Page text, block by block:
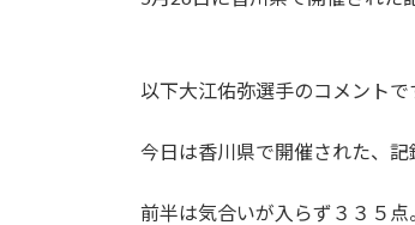
以下大江佑弥選手のコメントで
今日は香川県で開催された、記
前半は気合いが入らず３３５